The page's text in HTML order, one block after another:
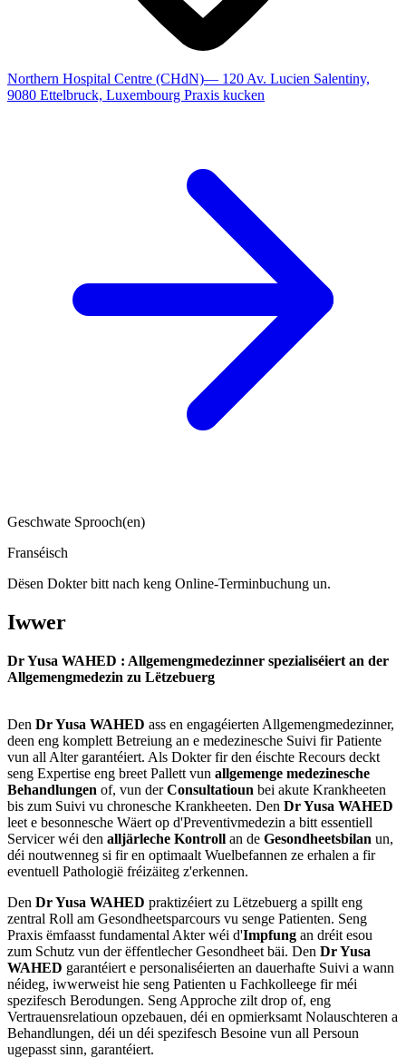
Northern Hospital Centre (CHdN)— 120 Av. Lucien Salentiny,
9080 Ettelbruck, Luxembourg Praxis kucken
Geschwate Sprooch(en)
Franséisch
Dësen Dokter bitt nach keng Online-Terminbuchung un.
Iwwer
Dr Yusa WAHED : Allgemengmedezinner spezialiséiert an der
Allgemengmedezin zu Lëtzebuerg
Den Dr Yusa WAHED ass en engagéierten Allgemengmedezinner,
deen eng komplett Betreiung an e medezinesche Suivi fir Patiente
vun all Alter garantéiert. Als Dokter fir den éischte Recours deckt
seng Expertise eng breet Pallett vun allgemenge medezinesche
Behandlungen of, vun derConsultatioun bei akute Krankheeten
bis zum Suivi vu chronesche Krankheeten. Den Dr Yusa WAHED
leet e besonnesche Wäert op d'Preventivmedezin a bitt essentiell
Servicer wéi den alljärleche Kontroll an de Gesondheetsbilan un,
déi noutwenneg si fir en optimaalt Wuelbefannen ze erhalen a fir
eventuell Pathologië fréizäiteg z'erkennen.
Den Dr Yusa WAHED praktizéiert zu Lëtzebuerg a spillt eng
zentral Roll am Gesondheetsparcours vu senge Patienten. Seng
Praxis ëmfaasst fundamental Akter wéi d'Impfung an dréit esou
zum Schutz vun der ëffentlecher Gesondheet bäi. Den Dr Yusa
WAHED garantéiert e personaliséierten an dauerhafte Suivi a wann
néideg, iwwerweist hie seng Patienten u Fachkolleege fir méi
spezifesch Berodungen. Seng Approche zilt drop of, eng
Vertrauensrelatioun opzebauen, déi en opmierksamt Nolauschteren a
Behandlungen, déi un déi spezifesch Besoine vun all Persoun
ugepasst sinn, garantéiert.